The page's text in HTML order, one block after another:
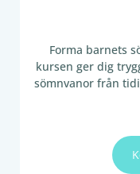
Forma barnets
kursen ger dig
sömnvanor från